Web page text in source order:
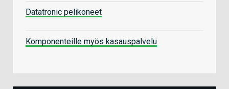
Datatronic pelikoneet
Komponenteille myös kasauspalvelu